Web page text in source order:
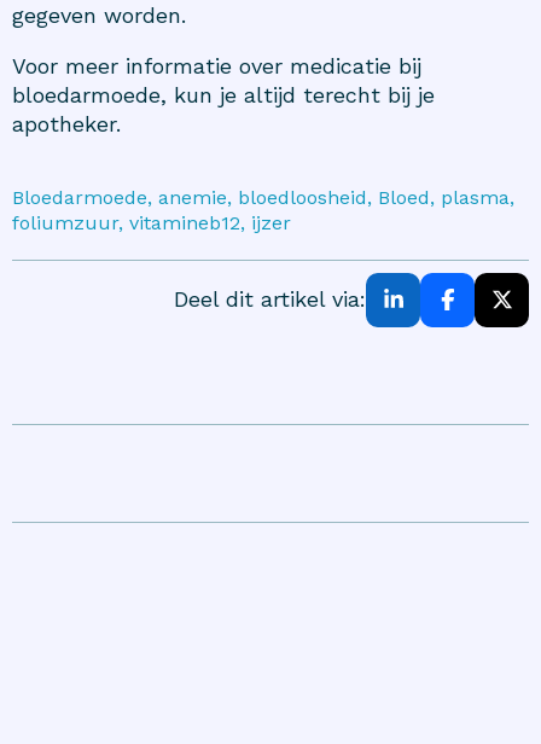
gegeven worden.
Voor meer informatie over medicatie bij
bloedarmoede, kun je altijd terecht bij je
apotheker.
Bloedarmoede, anemie, bloedloosheid, Bloed, plasma,
foliumzuur, vitamineb12, ijzer
Deel dit artikel via: